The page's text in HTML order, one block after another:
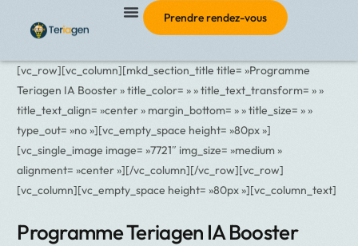
Prendre rendez-vous
[vc_row][vc_column][mkd_section_title title= »Programme
Teriagen IA Booster » title_color= » » title_text_transform= » »
title_text_align= »center » margin_bottom= » » title_size= » »
type_out= »no »][vc_empty_space height= »80px »]
[vc_single_image image= »7721″ img_size= »medium »
alignment= »center »][/vc_column][/vc_row][vc_row]
[vc_column][vc_empty_space height= »80px »][vc_column_text]
Programme Teriagen IA Booster